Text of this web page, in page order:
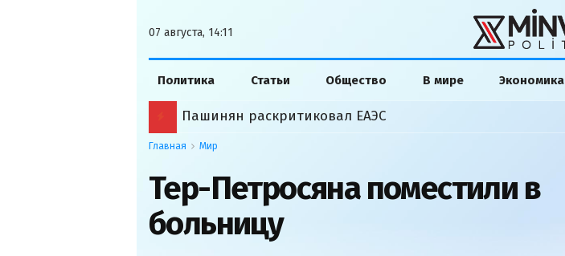
07 августа, 14:11
Политика Статьи Общество В мире Экономика
Пашинян раскритиковал ЕАЭС
Главная Мир
Тер-Петросяна поместили в
больницу